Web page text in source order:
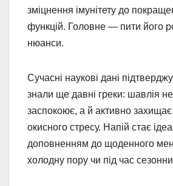
зміцнення імунітету до
функцій. Головне — пити його
нюанси.
Сучасні наукові дані
знали ще давні греки: шавлія
заспокоює, а й активно захищає
окисного стресу. Напій стає
доповненням до щоденного
холодну пору чи під час